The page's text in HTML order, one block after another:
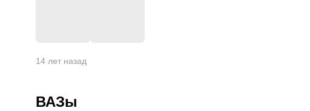
14 лет назад
ВАЗы